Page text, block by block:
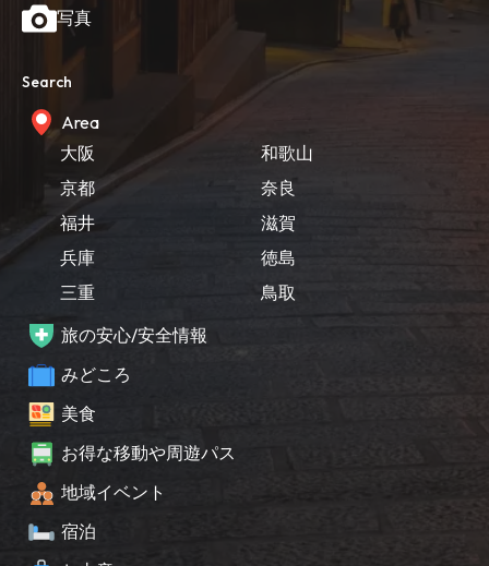
写真
Search
Area
大阪
京都
福井
兵庫
三重
和歌山
奈良
滋賀
徳島
鳥取
旅の安心/安全情報
みどころ
美食
お得な移動や周遊パス
地域イベント
宿泊